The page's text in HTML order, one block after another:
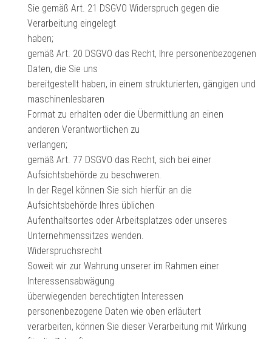
Sie gemäß Art. 21 DSGVO Widerspruch gegen die
Verarbeitung eingelegt
haben;
gemäß Art. 20 DSGVO das Recht, Ihre personenbezogenen
Daten, die Sie uns
bereitgestellt haben, in einem strukturierten, gängigen und
maschinenlesbaren
Format zu erhalten oder die Übermittlung an einen
anderen Verantwortlichen zu
verlangen;
gemäß Art. 77 DSGVO das Recht, sich bei einer
Aufsichtsbehörde zu beschweren.
In der Regel können Sie sich hierfür an die
Aufsichtsbehörde Ihres üblichen
Aufenthaltsortes oder Arbeitsplatzes oder unseres
Unternehmenssitzes wenden.
Widerspruchsrecht
Soweit wir zur Wahrung unserer im Rahmen einer
Interessensabwägung
überwiegenden berechtigten Interessen
personenbezogene Daten wie oben erläutert
verarbeiten, können Sie dieser Verarbeitung mit Wirkung